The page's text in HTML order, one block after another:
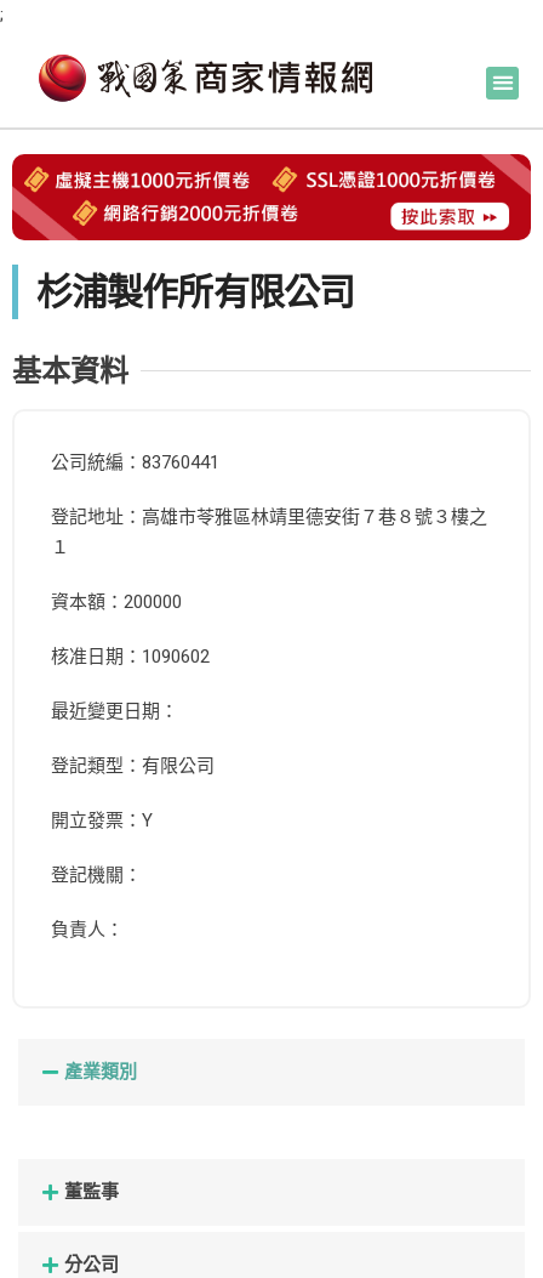
;
杉浦製作所有限公司
基本資料
公司統編：83760441
登記地址：高雄市苓雅區林靖里德安街７巷８號３樓之
１
資本額：200000
核准日期：1090602
最近變更日期：
登記類型：有限公司
開立發票：Y
登記機關：
負責人：
產業類別
董監事
分公司